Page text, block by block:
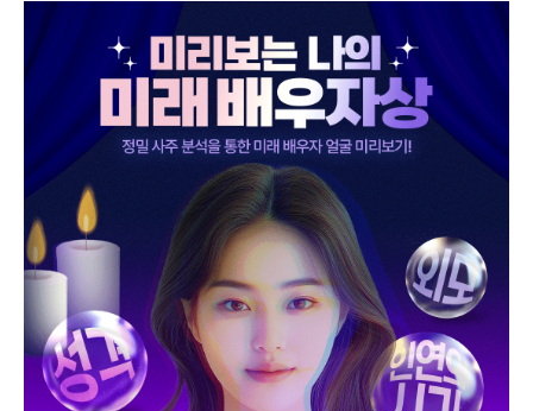
오늘의 운세
궁합
택일
작명
꿈해몽
수리사주